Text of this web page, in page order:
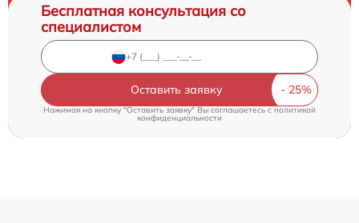
Бесплатная консультация со
специалистом
Оставить заявку
Нажимая на кнопку "Оставить заявку" Вы соглашаетесь cполитикой
конфиденциальности